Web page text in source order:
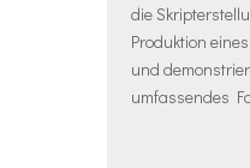
die
Produktion
und
umfassendes